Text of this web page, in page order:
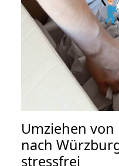
Umziehen von
nach
stressfrei